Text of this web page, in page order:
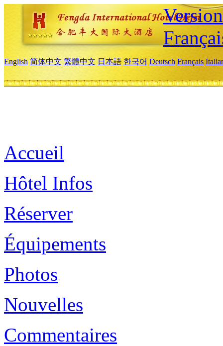
English 简体中文 繁體中文 日本語 한국어 Deutsch Français
Accueil
Hôtel Infos
Réserver
Équipements
Photos
Nouvelles
Commentaires